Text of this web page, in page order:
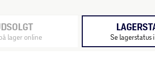
lager online Se lagerstatus